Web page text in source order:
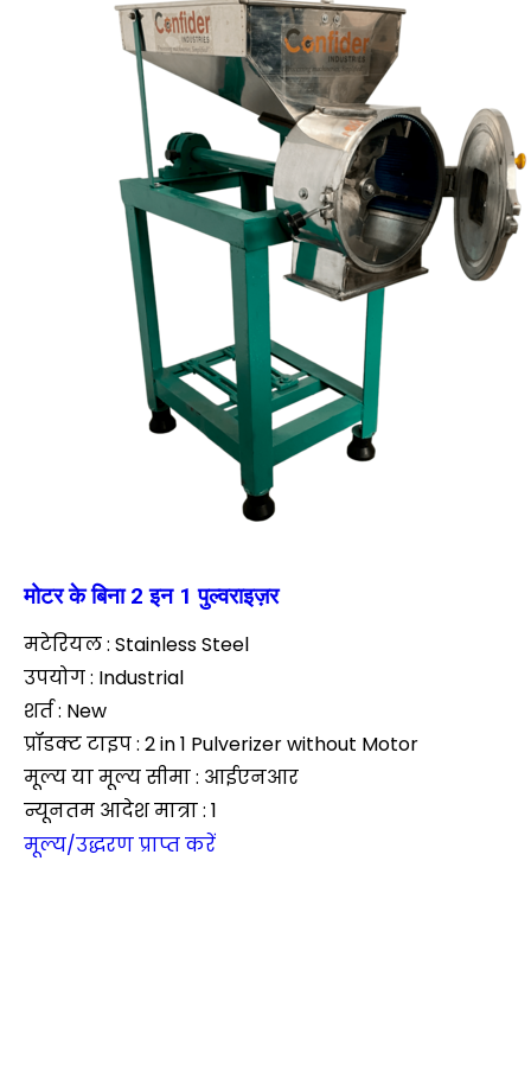
मोटर के बिना 2 इन 1 पुल्वराइज़र
मटेरियल : Stainless Steel
उपयोग : Industrial
शर्त : New
प्रॉडक्ट टाइप : 2 in 1 Pulverizer without Motor
मूल्य या मूल्य सीमा : आईएनआर
न्यूनतम आदेश मात्रा : 1
मूल्य/उद्धरण प्राप्त करें